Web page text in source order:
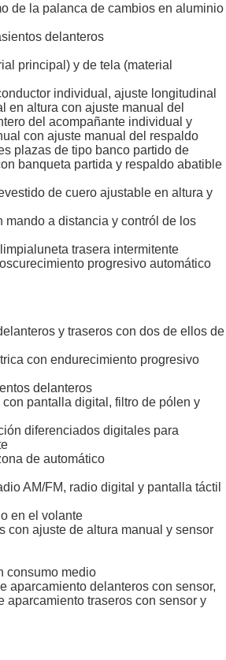
de la palanca de cambios en aluminio
delanteros
principal) y de tela (material
individual, ajuste longitudinal
en altura con ajuste manual del
del acompañante individual y
con ajuste manual del respaldo
plazas de tipo banco partido de
banqueta partida y respaldo abatible
de cuero ajustable en altura y
mando a distancia y contról de los
trasera intermitente
progresivo automático
y traseros con dos de ellos de
con endurecimiento progresivo
delanteros
pantalla digital, filtro de pólen y
diferenciados digitales para
de automático
AM/FM, radio digital y pantalla táctil
en el volante
con ajuste de altura manual y sensor
consumo medio
aparcamiento delanteros con sensor,
aparcamiento traseros con sensor y